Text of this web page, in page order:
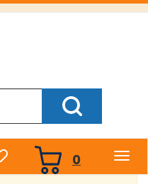
Cerca Prodotto
0 prodotti
inseriti